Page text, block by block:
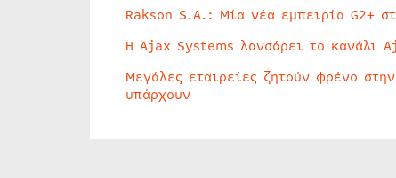
Rakson S.A.: Μία νέα εμπειρία G2+
Η Ajax Systems λανσάρει το κανάλι
Μεγάλες εταιρείες ζητούν φρένο
υπάρχουν